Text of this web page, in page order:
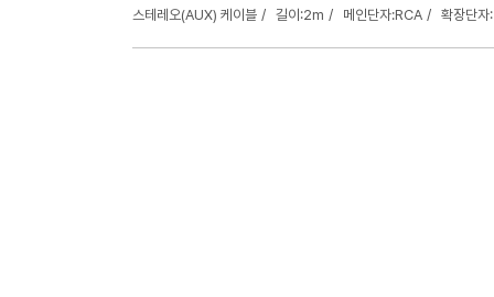
스테레오(AUX) 케이블 길이:2m 메인단자:RCA 확장단